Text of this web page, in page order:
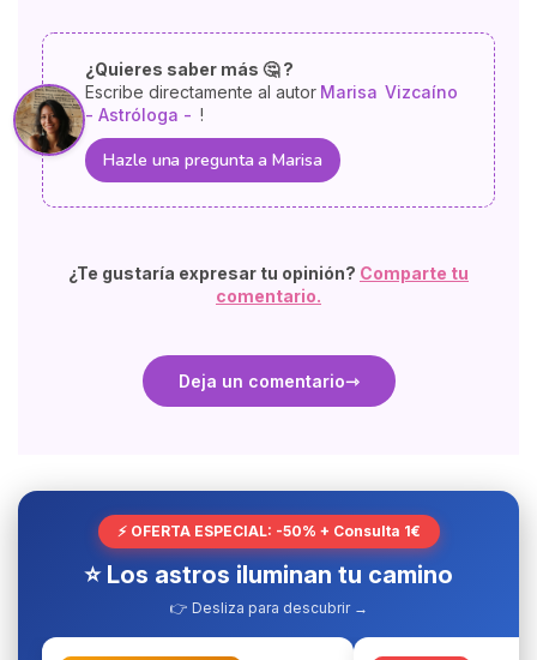
¿Quieres saber más 🤔 ?
Escribe directamente al autor Marisa Vizcaíno
- Astróloga - !
Hazle una pregunta a Marisa
¿Te gustaría expresar tu opinión? Comparte tu
comentario.
Deja un comentario
⚡ OFERTA ESPECIAL: -50% + Consulta 1€
⭐ Los astros iluminan tu camino
👉 Desliza para descubrir →